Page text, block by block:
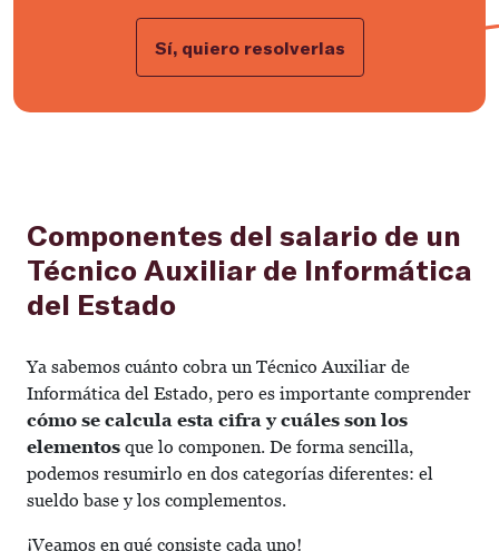
Sí, quiero resolverlas
Componentes del salario de un
Técnico Auxiliar de Informática
del Estado
Ya sabemos cuánto cobra un Técnico Auxiliar de
Informática del Estado, pero es importante comprender
cómo se calcula esta cifra y cuáles son los
elementos que lo componen. De forma sencilla,
podemos resumirlo en dos categorías diferentes: el
sueldo base y los complementos.
¡Veamos en qué consiste cada uno!